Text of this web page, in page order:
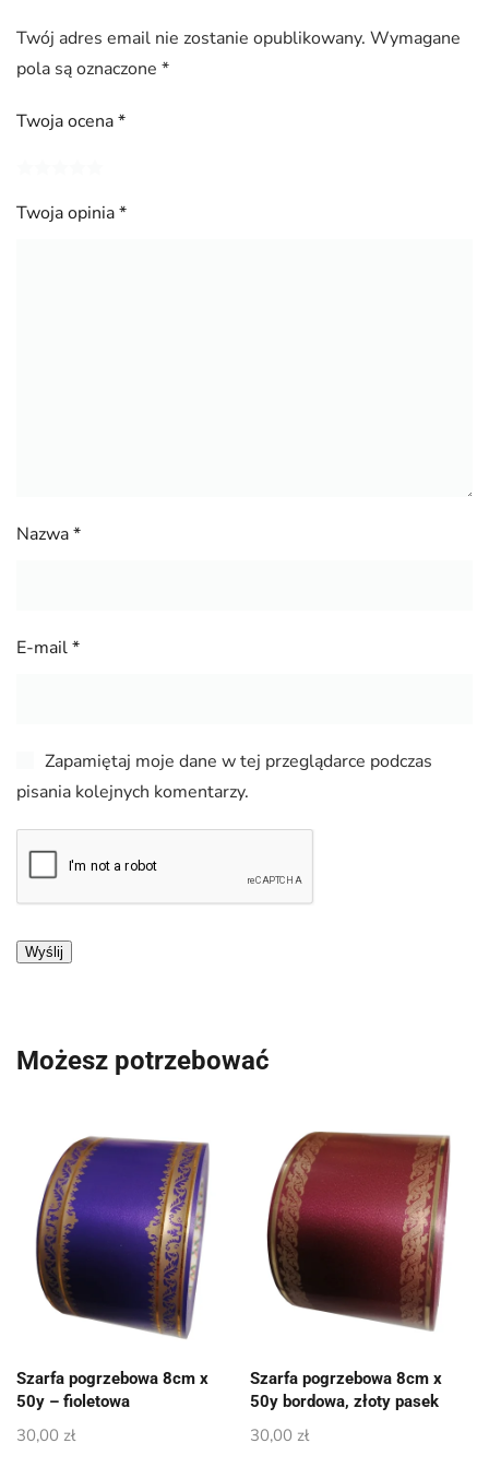
Twój adres email nie zostanie opublikowany. Wymagane
pola są oznaczone *
Twoja ocena*
Twoja opinia*
Nazwa*
E-mail*
Zapamiętaj moje dane w tej przeglądarce podczas
pisania kolejnych komentarzy.
Możesz potrzebować
Szarfa pogrzebowa 8cm x
50y – fioletowa
30,00 zł
Szarfa pogrzebowa 8cm x
50y bordowa, złoty pasek
30,00 zł